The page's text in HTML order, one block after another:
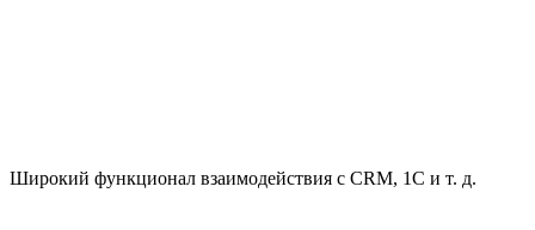
Широкий функционал взаимодействия с CRM, 1С и т. д.